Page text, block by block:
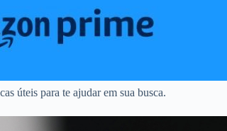
úteis para te ajudar em sua busca.